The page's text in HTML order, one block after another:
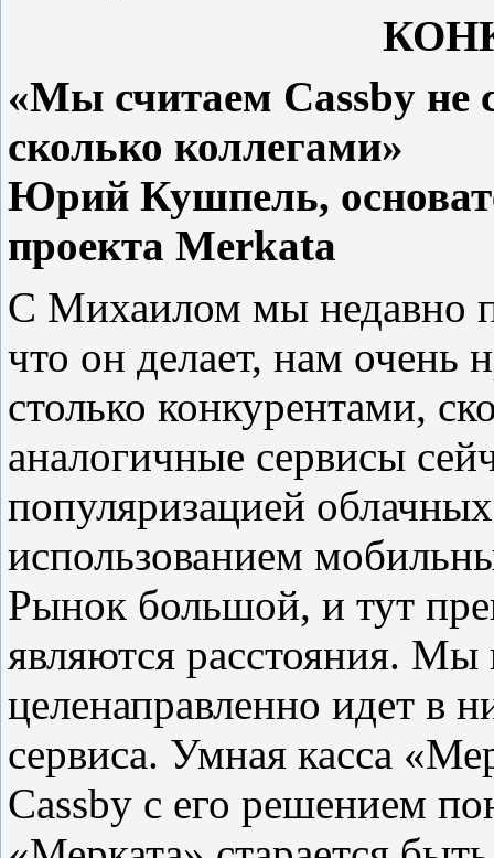
«Мы считаем Cassby не
сколько коллегами»
Юрий Кушпель,
проекта Merkata
С Михаилом мы недавно
что он делает, нам очень
столько конкурентами,
аналогичные сервисы
популяризацией
использованием
Рынок большой, и тут
являются расстояния. Мы
целенаправленно идет в
сервиса. Умная касса
Cassby с его решением